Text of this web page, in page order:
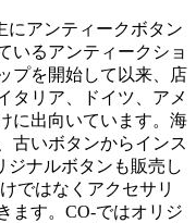
にアンティークボタン
いるアンティークショ
プを開始して以来、店
タリア、ドイツ、アメ
に出向いています。海
古いボタンからインス
ジナルボタンも販売し
ではなくアクセサリ
ます。CO-ではオリジ